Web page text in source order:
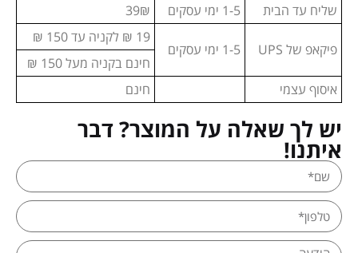
שליח עד הבית
1-5 ימי עסקים 39₪
פיקאפ של UPS 1-5 ימי עסקים
19 ₪ לקניה עד 150 ₪
חינם בקניה מעל 150 ₪
איסוף עצמי
חינם
יש לך שאלה על המוצר? דבר
איתנו!